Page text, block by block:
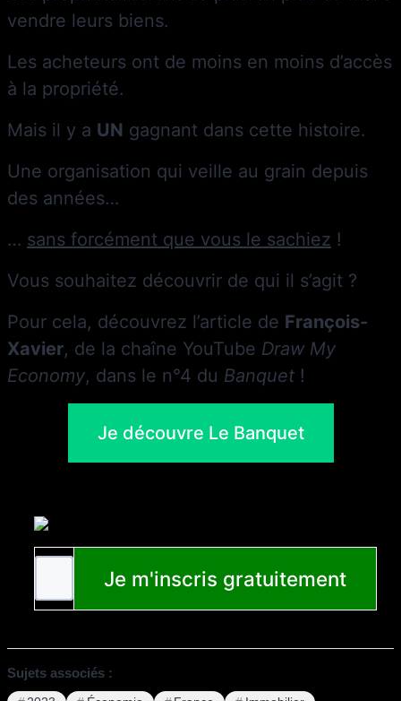
vendre leurs biens.
Les acheteurs ont de moins en moins d’accès
à la propriété.
Mais il y a UN gagnant dans cette histoire.
Une organisation qui veille au grain depuis
des années…
… sans forcément que vous le sachiez !
Vous souhaitez découvrir de qui il s’agit ?
Pour cela, découvrez l’article de François-
Xavier, de la chaîne YouTube Draw My
Economy, dans le n°4 du Banquet !
Je découvre Le Banquet
Sujets associés :